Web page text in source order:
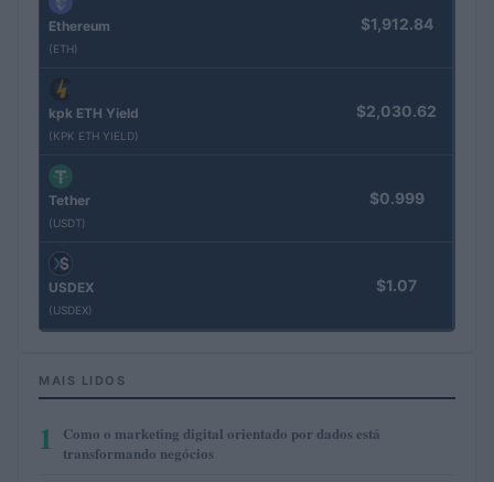
Ethereum
(ETH)
$1,912.84
kpk ETH Yield
(KPK ETH YIELD)
$2,030.62
Tether
(USDT)
$0.999
USDEX
(USDEX)
$1.07
MAIS LIDOS
1
Como o marketing digital orientado por dados está
transformando negócios